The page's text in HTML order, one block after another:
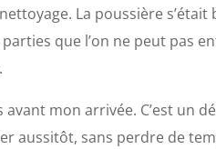
La poussière s’était
que l’on ne peut pas
mon arrivée. C’est un
aussitôt, sans perdre de